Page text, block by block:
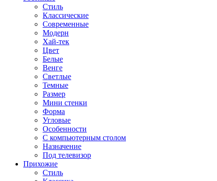
Стиль
Классические
Современные
Модерн
Хай-тек
Цвет
Белые
Венге
Светлые
Темные
Размер
Мини стенки
Форма
Угловые
Особенности
С компьютерным столом
Назначение
Под телевизор
Прихожие
Стиль